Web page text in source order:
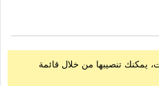
يمكنك تنصيبها من خلال قائمة